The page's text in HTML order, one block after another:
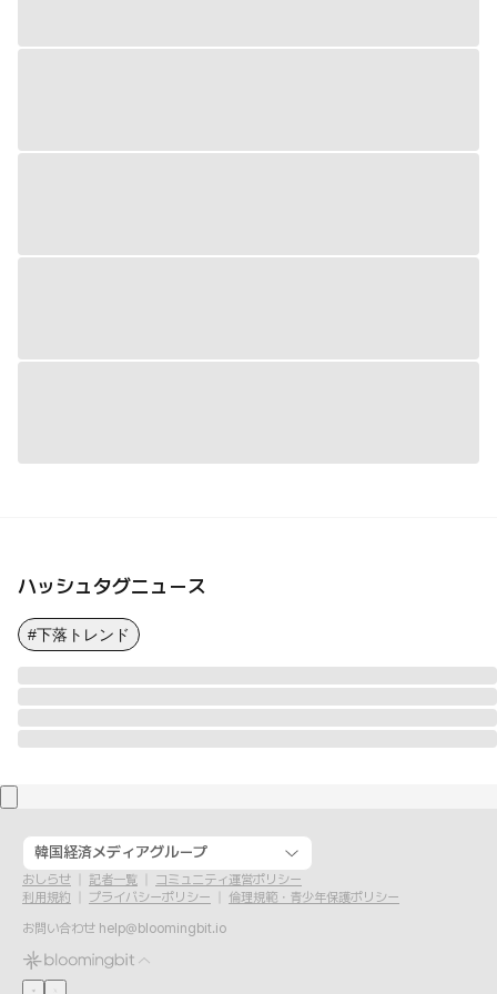
ハッシュタグニュース
#下落トレンド
韓国経済メディアグループ
おしらせ 記者一覧
コミュニティ運営ポリシー
利用規約
プライバシーポリシー
倫理規範・青少年保護ポリシー
お問い合わせ help@bloomingbit.io